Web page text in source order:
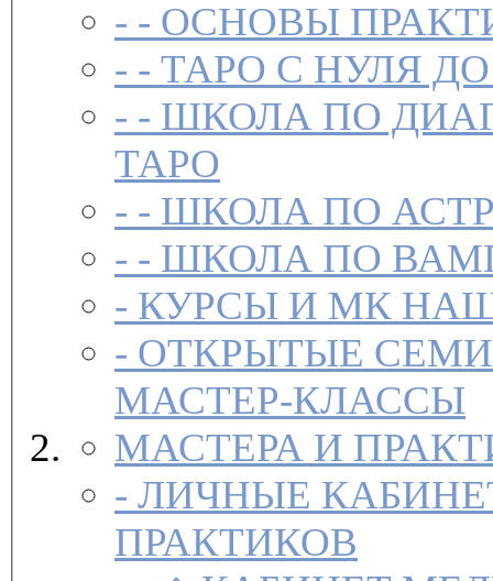
- - ОСНОВЫ
- - ТАРО С НУЛЯ
- - ШКОЛА ПО
ТАРО
- - ШКОЛА ПО
- - ШКОЛА ПО
-
- ОТКРЫТЫЕ
МАСТЕР-КЛАССЫ
МАСТЕРА И
- ЛИЧНЫЕ
ПРАКТИКОВ